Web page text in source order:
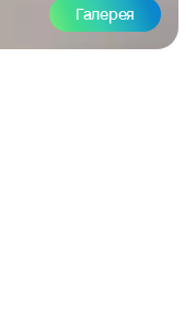
Галерея